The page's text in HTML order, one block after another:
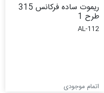
ریموت ساده فرکانس 315
طرح 1
AL-112
اتمام موجودی